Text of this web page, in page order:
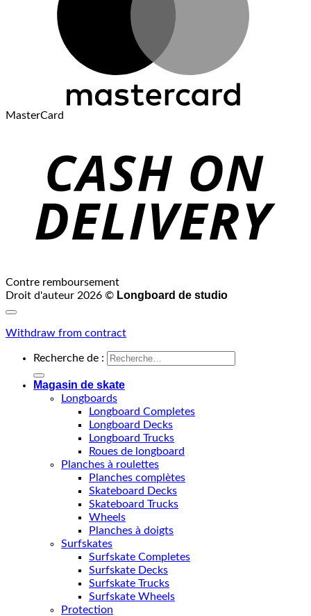
MasterCard
Contre remboursement
Droit d'auteur 2026 © Longboard de studio
Withdraw from contract
Recherche de :
Magasin de skate
Longboards
Longboard Completes
Longboard Decks
Longboard Trucks
Roues de longboard
Planches à roulettes
Planches complètes
Skateboard Decks
Skateboard Trucks
Wheels
Planches à doigts
Surfskates
Surfskate Completes
Surfskate Decks
Surfskate Trucks
Surfskate Wheels
Protection